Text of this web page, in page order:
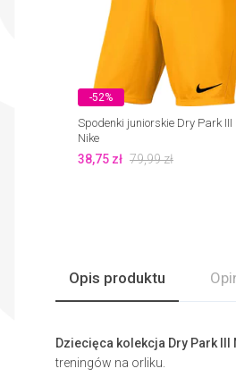
-52%
Spodenki juniorskie Dry Park III
Nike
38,75 zł 79,99zł
Opis produktu
Dziecięca kolekcja Dry Park III
treningów na orliku.